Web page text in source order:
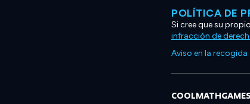
POLÍTICA DE
Si cree que su
infracción de
Aviso en la recogida